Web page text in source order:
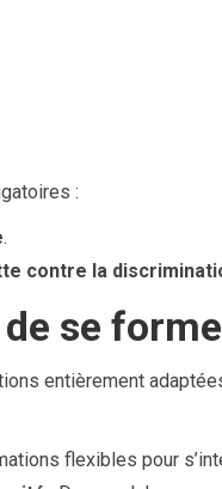
:
.
contre la
se
entièrement
flexibles pour